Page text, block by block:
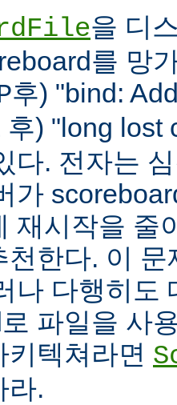
을 디
를 망
후) "bind:
후) "long lost
다. 전자는
가
재시작을 줄
천한다. 이
나 다행히도
파일을 사
텍쳐라면
라.